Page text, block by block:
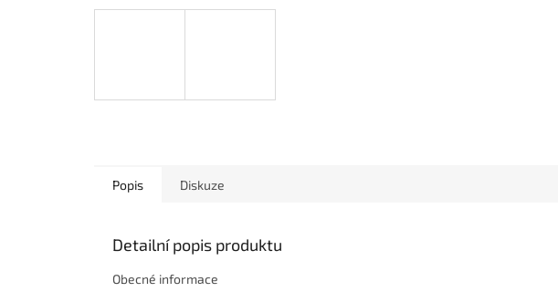
Popis Diskuze
Detailní popis produktu
Obecné informace